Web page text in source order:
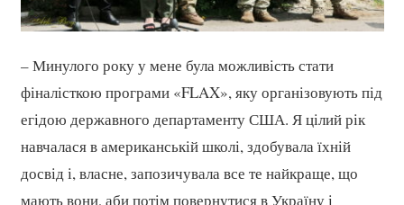
– Минулого року у мене була можливість стати
фіналісткою програми «FLAX», яку організовують під
егідою державного департаменту США. Я цілий рік
навчалася в американській школі, здобувала їхній
досвід і, власне, запозичувала все те найкраще, що
мають вони, аби потім повернутися в Україну і